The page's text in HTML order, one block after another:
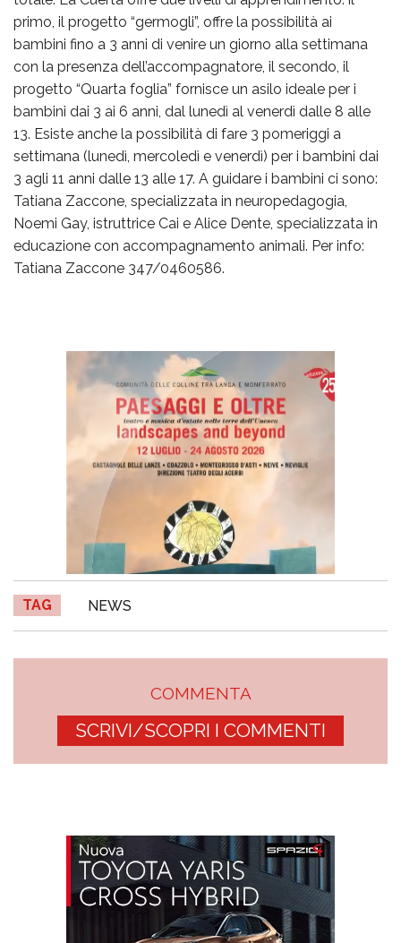
primo, il progetto “germogli”, offre la possibilità ai
bambini fino a 3 anni di venire un giorno alla settimana
con la presenza dell’accompagnatore, il secondo, il
progetto “Quarta foglia” fornisce un asilo ideale per i
bambini dai 3 ai 6 anni, dal lunedì al venerdì dalle 8 alle
13. Esiste anche la possibilità di fare 3 pomeriggi a
settimana (lunedì, mercoledì e venerdì) per i bambini dai
3 agli 11 anni dalle 13 alle 17. A guidare i bambini ci sono:
Tatiana Zaccone, specializzata in neuropedagogia,
Noemi Gay, istruttrice Cai e Alice Dente, specializzata in
educazione con accompagnamento animali. Per info:
Tatiana Zaccone 347/0460586.
TAG NEWS
COMMENTA
SCRIVI/SCOPRI I COMMENTI